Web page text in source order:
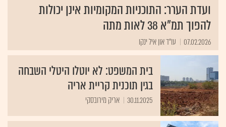
ועדת הערר: התוכניות המקומיות אינן יכולות
להפוך תמ"א 38 לאות מתה
07.02.2026 עו"ד און איל ינקו
בית המשפט: לא יוטלו היטלי השבחה
בגין תוכנית קריית אריה
30.11.2025 אריק מירובסקי